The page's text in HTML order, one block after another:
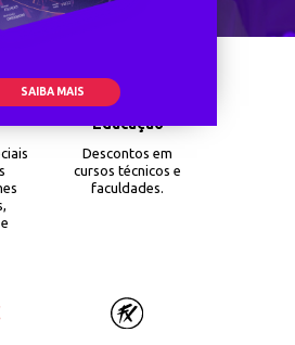
SAIBA MAIS
Fluxo
Educação
Descontos em
cursos técnicos e
faculdades.